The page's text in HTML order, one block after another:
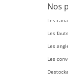
Nos
Les
Les
Les
Les